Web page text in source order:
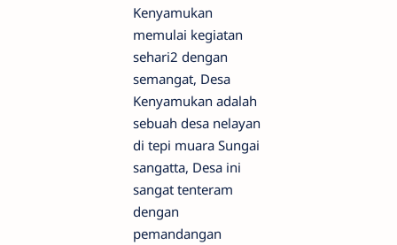
Kenyamukan
memulai kegiatan
sehari2 dengan
semangat, Desa
Kenyamukan adalah
sebuah desa nelayan
di tepi muara Sungai
sangatta, Desa ini
sangat tenteram
dengan
pemandangan